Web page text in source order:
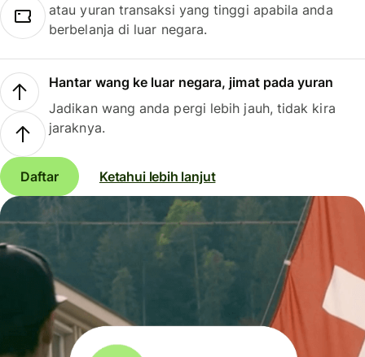
atau yuran transaksi yang tinggi apabila anda
berbelanja di luar negara.
Hantar wang ke luar negara, jimat pada yuran
Jadikan wang anda pergi lebih jauh, tidak kira
jaraknya.
Daftar Ketahui lebih lanjut